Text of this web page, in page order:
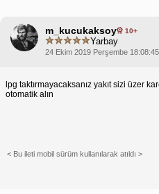
m_kucukaksoy 10+
Yarbay
24 Ekim 2019 Perşembe
lpg taktırmayacaksanız yakıt sizi üzer
otomatik alın
< Bu ileti mobil sürüm kullanılarak atıldı >